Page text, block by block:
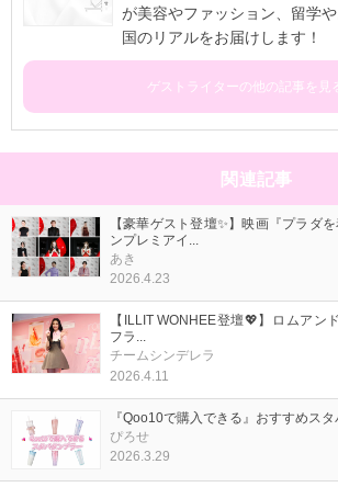
が美容やファッション、留学
国のリアルをお届けします！
ゲストライターの他の記事を見
関連記事
【豪華ゲスト登壇✨】映画『プラダ
ンプレミアイ...
あき
2026.4.23
【ILLIT WONHEE登壇💖】ロムアン
フラ...
チームシンデレラ
2026.4.11
『Qoo10で購入できる』おすすめス
ぴろせ
2026.3.29